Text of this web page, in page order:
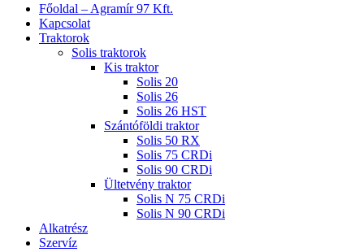
Close
Menu
Főoldal – Agramír 97 Kft.
Kapcsolat
Traktorok
Solis traktorok
Kis traktor
Solis 20
Solis 26
Solis 26 HST
Szántóföldi traktor
Solis 50 RX
Solis 75 CRDi
Solis 90 CRDi
Ültetvény traktor
Solis N 75 CRDi
Solis N 90 CRDi
Alkatrész
Szervíz